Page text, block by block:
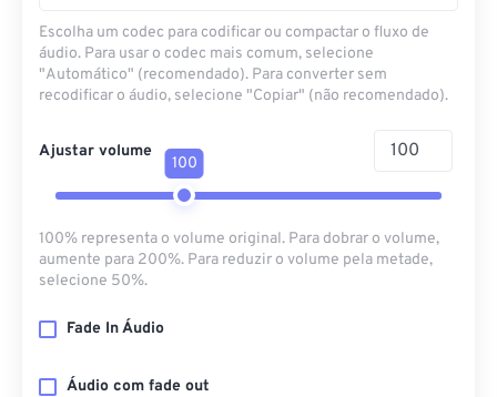
Escolha um codec para codificar ou compactar o fluxo de
áudio. Para usar o codec mais comum, selecione
"Automático" (recomendado). Para converter sem
recodificar o áudio, selecione "Copiar" (não recomendado).
Ajustar volume
100
100% representa o volume original. Para dobrar o volume,
aumente para 200%. Para reduzir o volume pela metade,
selecione 50%.
Fade In Áudio
Áudio com fade out